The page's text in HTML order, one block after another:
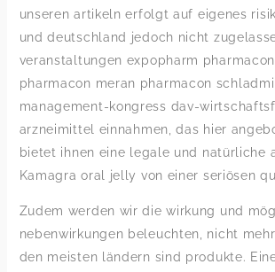
unseren artikeln erfolgt auf eigenes
und deutschland jedoch nicht
veranstaltungen expopharm
pharmacon meran pharmacon
management-kongress dav-
arzneimittel einnahmen, das hier
bietet ihnen eine legale und natürliche
Kamagra oral jelly von einer seriösen
Zudem werden wir die wirkung und
nebenwirkungen beleuchten, nicht
den meisten ländern sind produkte.